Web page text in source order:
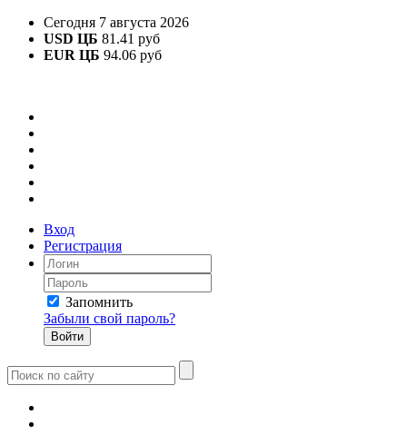
Сегодня 7 августа 2026
USD ЦБ 81.41 руб
EUR ЦБ 94.06 руб
Вход
Регистрация
Запомнить
Забыли свой пароль?